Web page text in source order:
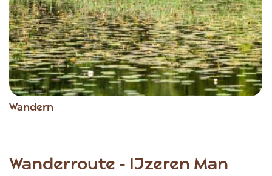
Wandern
Wanderroute - IJzeren Man